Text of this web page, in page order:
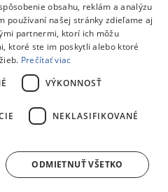
DUOS Modrá + Samsung
s kódom "galaxya27"
DUOS Čierna + Samsung
s kódom "galaxya27"
obsahu, reklám a analýzu
používaní našej stránky zdieľame aj
partnermi, ktorí ich môžu
ktoré ste im poskytli alebo ktoré
Prečítať viac
VÝKONNOSŤ
NEKLASIFIKOVANÉ
ODMIETNUŤ VŠETKO